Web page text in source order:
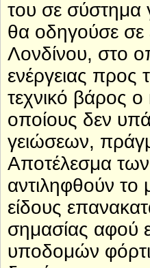
του σε
θα οδηγούσε σε
Λονδίνου, στο
ενέργειας προς
τεχνικό βάρος
οποίους δεν
γειώσεων,
Αποτέλεσμα των
αντιληφθούν
είδους
σημασίας αφού
υποδομών